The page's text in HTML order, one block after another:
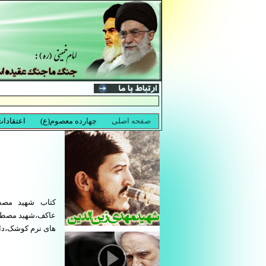
کتاب شهید
عاکف،شهید
های نرم